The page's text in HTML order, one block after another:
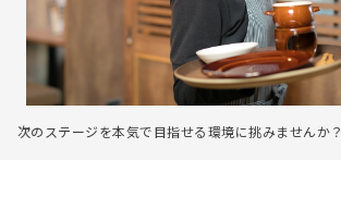
次のステージを本気で目指せる環境に挑みませんか？